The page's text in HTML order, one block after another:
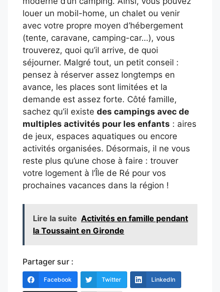
louer un mobil-home, un chalet ou venir
avec votre propre moyen d’hébergement
(tente, caravane, camping-car…), vous
trouverez, quoi qu’il arrive, de quoi
séjourner. Malgré tout, un petit conseil :
pensez à réserver assez longtemps en
avance, les places sont limitées et la
demande est assez forte. Côté famille,
sachez qu’il existe des campings avec de
multiples activités pour les enfants : aires
de jeux, espaces aquatiques ou encore
activités organisées. Désormais, il ne vous
reste plus qu’une chose à faire : trouver
votre logement à l’Île de Ré pour vos
prochaines vacances dans la région !
Lire la suite Activités en famille pendant
la Toussaint en Gironde
Partager sur :
Facebook Twitter LinkedIn